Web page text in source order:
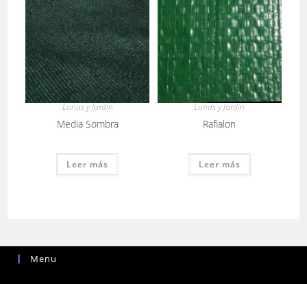
Lonas y Jardín
Media Sombra
Leer más
Lonas y Jardín
Rafialon
Leer más
Menu